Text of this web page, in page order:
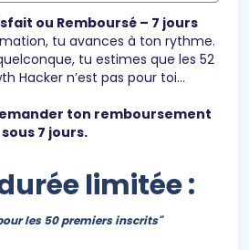
ou Remboursé – 7 jours
tu avances à ton rythme.
tu estimes que les 52
Hacker n’est pas pour toi…
ton remboursement
sous 7 jours.
limitée :
les 50 premiers inscrits"